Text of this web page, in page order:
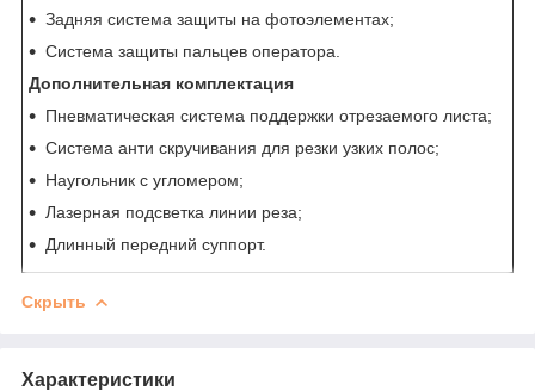
Задняя система защиты на фотоэлементах;
Система защиты пальцев оператора.
Дополнительная комплектация
Пневматическая система поддержки отрезаемого листа;
Система анти скручивания для резки узких полос;
Наугольник с угломером;
Лазерная подсветка линии реза;
Длинный передний суппорт.
Скрыть
Характеристики